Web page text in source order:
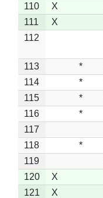
110 X
111
X
112
113
*
114
*
115
*
116
*
117
118
*
119
120
X
121
X